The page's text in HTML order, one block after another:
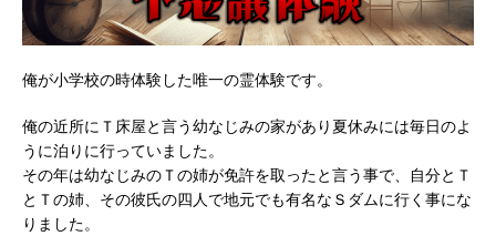
俺が小学校の時体験した唯一の霊体験です。
俺の近所にＴ床屋と言う幼なじみの家があり夏休みには毎日のよ
うに泊りに行っていました。
その年は幼なじみのＴの姉が免許を取ったと言う事で、自分とＴ
とＴの姉、その彼氏の四人で地元でも有名なＳダムに行く事にな
りました。